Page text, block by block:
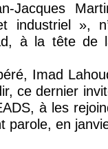
Jacques
industriel »,
à la tête de
Imad
ce dernier
à les
parole, en